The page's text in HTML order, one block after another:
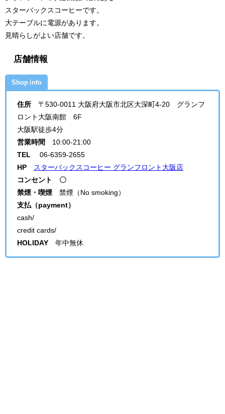
スターバックスコーヒーです。
大テーブルに電源があります。
見晴らしがよい店舗です。
店舗情報
Shop info
住所 〒530-0011 大阪府大阪市北区大深町4-20 グランフ
ロント大阪南館 6F
大阪駅徒歩4分
営業時間
10:00-21:00
TEL
06-6359-2655
HP
スターバックスコーヒー グランフロント大阪店
コンセント 〇
禁煙・喫煙 禁煙（No smoking）
支払（payment）
cash/
credit cards/
HOLIDAY 年中無休